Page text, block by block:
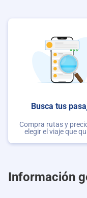
Busca tus
Compra rutas y
elegir el viaje que
Información